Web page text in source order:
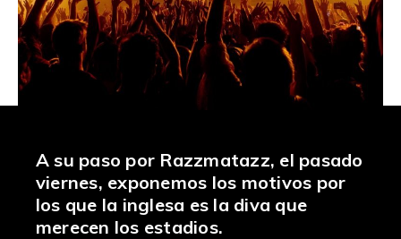
A su paso por Razzmatazz, el pasado
viernes, exponemos los motivos por
los que la inglesa es la diva que
merecen los estadios.